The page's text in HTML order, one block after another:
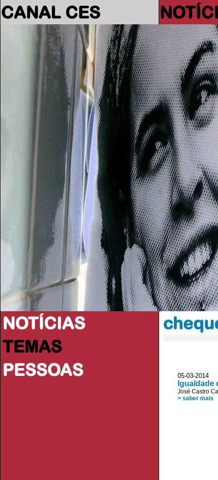
CANAL CES
NOTÍCIAS
TEMAS
PESSOAS
05-03-2014
Igualdade
José Castro
> saber mais